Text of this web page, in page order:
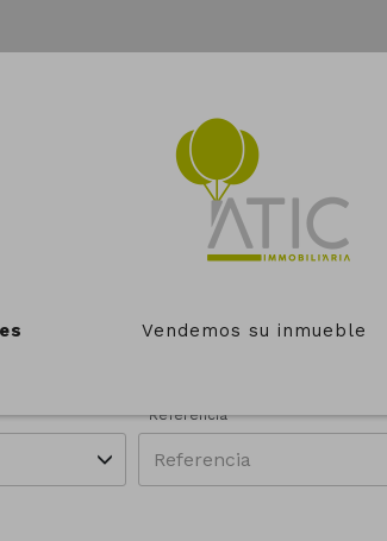
Vendemos su inmueble
EN VENTA DE
Referencia